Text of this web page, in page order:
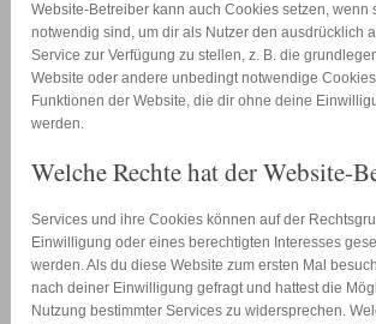
Website-Betreiber kann auch Cookies setzen, wenn
notwendig sind, um dir als Nutzer den ausdrücklich
Service zur Verfügung zu stellen, z. B. die
Website oder andere unbedingt notwendige
Funktionen der Website, die dir ohne deine
werden.
Welche Rechte hat der Website-
Services und ihre Cookies können auf der
Einwilligung oder eines berechtigten Interesses
werden. Als du diese Website zum ersten Mal
nach deiner Einwilligung gefragt und hattest die
Nutzung bestimmter Services zu widersprechen.